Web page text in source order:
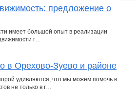
предложение о
имеет большой опыт в реализации
г…
в Орехово-Зуево и районе
удивляются, что мы можем помочь в
не только в г…